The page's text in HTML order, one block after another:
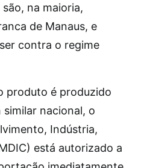
na maioria,
de Manaus, e
contra o regime
produto é produzido
nacional, o
Indústria,
está autorizado a